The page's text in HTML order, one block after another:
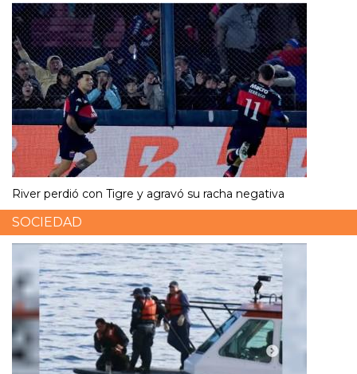
River perdió con Tigre y agravó su racha negativa
SOCIEDAD